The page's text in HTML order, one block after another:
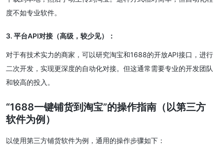
度不如专业软件。
3. 平台API对接（高级，较少见）：
对于有技术实力的商家，可以研究淘宝和1688的开放API接口，进行
二次开发，实现更深度的自动化对接。但这通常需要专业的开发团队
和较高的投入。
“1688一键铺货到淘宝”的操作指南（以第三方
软件为例）
以使用第三方铺货软件为例，通用的操作步骤如下：